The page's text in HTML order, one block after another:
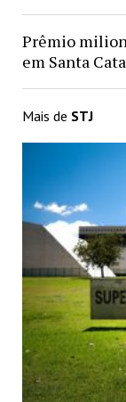
Prêmio
em Santa
Mais de STJ